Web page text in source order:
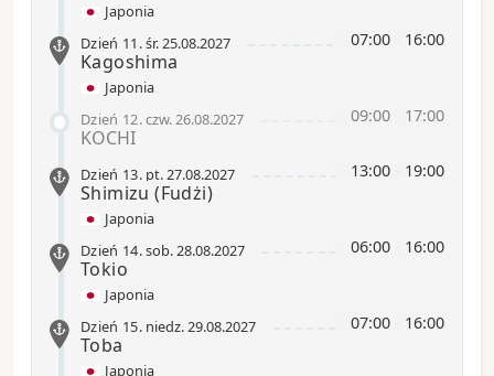
Japonia
07:00 16:00
Dzień 11 .śr.25.08.2027
Kagoshima
Japonia
09:00 17:00
Dzień 12.czw.26.08.2027
KOCHI
13:00 19:00
Dzień 13. pt.27.08.2027
Shimizu(Fudżi)
Japonia
06:00 16:00
Dzień 14.sob.28.08.2027
Tokio
Japonia
07:00 16:00
Dzień 15. niedz.29.08.2027
Toba
Japonia